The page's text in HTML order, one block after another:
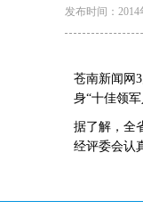
发布时间：2014
苍南新闻网
身“十佳领军
据了解，全
经评委会认